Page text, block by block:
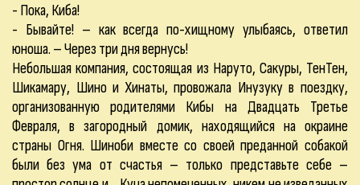
- Пока, Киба!
- Бывайте! – как всегда по-хищному улыбаясь, ответил
юноша. – Через три дня вернусь!
Небольшая компания, состоящая из Наруто, Сакуры, ТенТен,
Шикамару, Шино и Хинаты, провожала Инузуку в поездку,
организованную родителями Кибы на Двадцать Третье
Февраля, в загородный домик, находящийся на окраине
страны Огня. Шиноби вместе со своей преданной собакой
были без ума от счастья – только представьте себе –